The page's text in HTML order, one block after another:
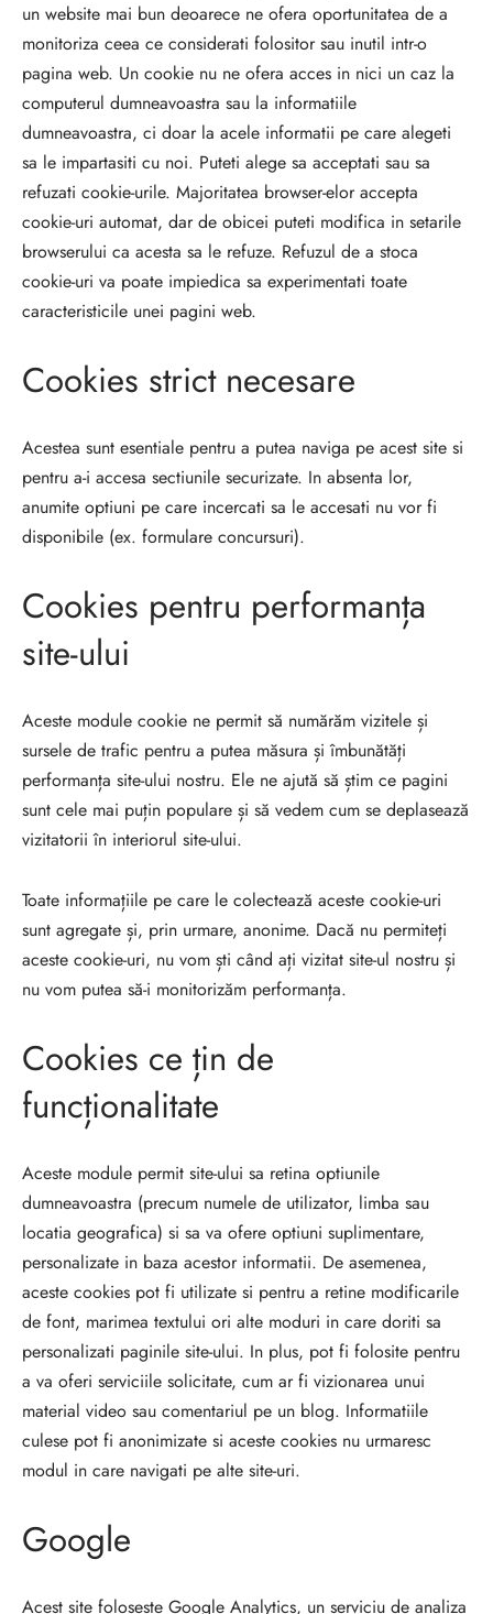
un website mai bun deoarece ne ofera oportunitatea de a
monitoriza ceea ce considerati folositor sau inutil intr-o
pagina web. Un cookie nu ne ofera acces in nici un caz la
computerul dumneavoastra sau la informatiile
dumneavoastra, ci doar la acele informatii pe care alegeti
sa le impartasiti cu noi. Puteti alege sa acceptati sau sa
refuzati cookie-urile. Majoritatea browser-elor accepta
cookie-uri automat, dar de obicei puteti modifica in setarile
browserului ca acesta sa le refuze. Refuzul de a stoca
cookie-uri va poate impiedica sa experimentati toate
caracteristicile unei pagini web.
Cookies strict necesare
Acestea sunt esentiale pentru a putea naviga pe acest site si
pentru a-i accesa sectiunile securizate. In absenta lor,
anumite optiuni pe care incercati sa le accesati nu vor fi
disponibile (ex. formulare concursuri).
Cookies pentru performanța
site-ului
Aceste module cookie ne permit să numărăm vizitele și
sursele de trafic pentru a putea măsura și îmbunătăți
performanța site-ului nostru. Ele ne ajută să știm ce pagini
sunt cele mai puțin populare și să vedem cum se deplasează
vizitatorii în interiorul site-ului.
Toate informațiile pe care le colectează aceste cookie-uri
sunt agregate și, prin urmare, anonime. Dacă nu permiteți
aceste cookie-uri, nu vom ști când ați vizitat site-ul nostru și
nu vom putea să-i monitorizăm performanța.
Cookies ce țin de
funcționalitate
Aceste module permit site-ului sa retina optiunile
dumneavoastra (precum numele de utilizator, limba sau
locatia geografica) si sa va ofere optiuni suplimentare,
personalizate in baza acestor informatii. De asemenea,
aceste cookies pot fi utilizate si pentru a retine modificarile
de font, marimea textului ori alte moduri in care doriti sa
personalizati paginile site-ului. In plus, pot fi folosite pentru
a va oferi serviciile solicitate, cum ar fi vizionarea unui
material video sau comentariul pe un blog. Informatiile
culese pot fi anonimizate si aceste cookies nu urmaresc
modul in care navigati pe alte site-uri.
Google
Acest site foloseste Google Analytics, un serviciu de analiza